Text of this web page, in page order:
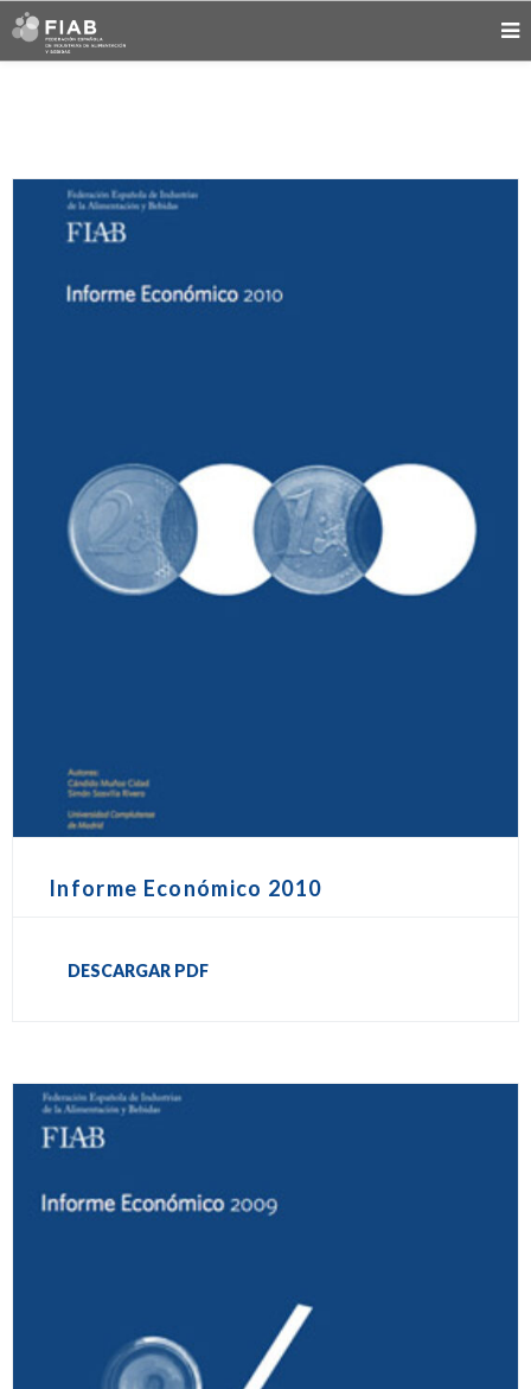
Informe Económico 2010
DESCARGAR PDF